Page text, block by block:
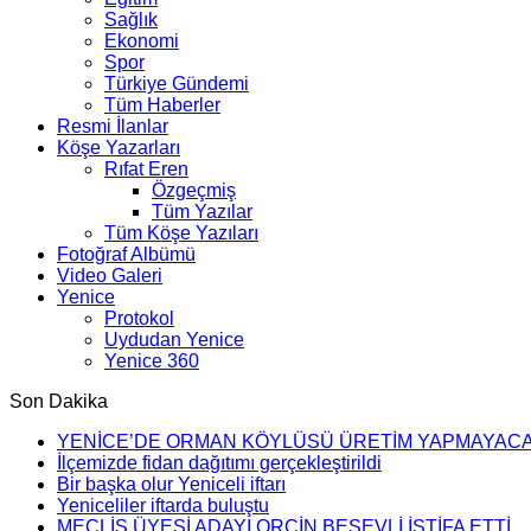
Sağlık
Ekonomi
Spor
Türkiye Gündemi
Tüm Haberler
Resmi İlanlar
Köşe Yazarları
Rıfat Eren
Özgeçmiş
Tüm Yazılar
Tüm Köşe Yazıları
Fotoğraf Albümü
Video Galeri
Yenice
Protokol
Uydudan Yenice
Yenice 360
Son Dakika
YENİCE’DE ORMAN KÖYLÜSÜ ÜRETİM
İlçemizde fidan dağıtımı gerçekleştirildi
Bir başka olur Yeniceli iftarı
Yeniceliler iftarda buluştu
MECLİS ÜYESİ ADAYI ORÇİN BEŞEVLİ İSTİFA ETTİ